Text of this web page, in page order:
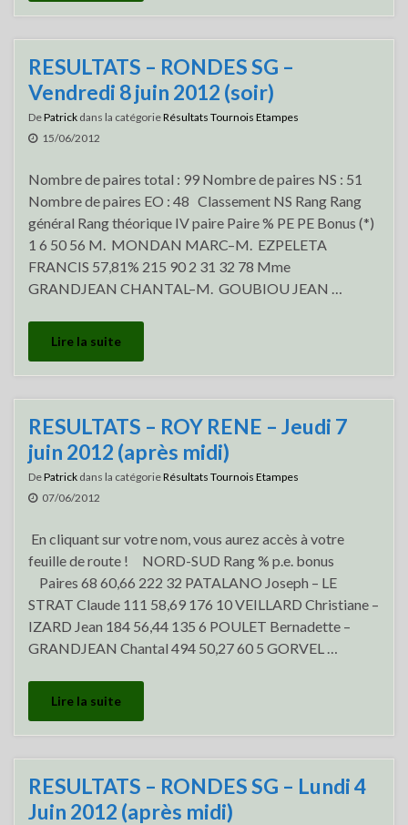
RESULTATS – RONDES SG –
Vendredi 8 juin 2012 (soir)
DePatrick dans la catégorieRésultats Tournois Etampes
15/06/2012
Nombre de paires total : 99 Nombre de paires NS : 51
Nombre de paires EO : 48 Classement NS Rang Rang
général Rang théorique IV paire Paire % PE PE Bonus (*)
1 6 50 56 M. MONDAN MARC–M. EZPELETA
FRANCIS 57,81% 215 90 2 31 32 78 Mme
GRANDJEAN CHANTAL–M. GOUBIOU JEAN …
Lire la suite
RESULTATS – ROY RENE – Jeudi 7
juin 2012 (après midi)
DePatrick dans la catégorieRésultats Tournois Etampes
07/06/2012
En cliquant sur votre nom, vous aurez accès à votre
feuille de route ! NORD-SUD Rang % p.e. bonus
Paires 68 60,66 222 32 PATALANO Joseph – LE
STRAT Claude 111 58,69 176 10 VEILLARD Christiane –
IZARD Jean 184 56,44 135 6 POULET Bernadette –
GRANDJEAN Chantal 494 50,27 60 5 GORVEL …
Lire la suite
RESULTATS – RONDES SG – Lundi 4
Juin 2012 (après midi)